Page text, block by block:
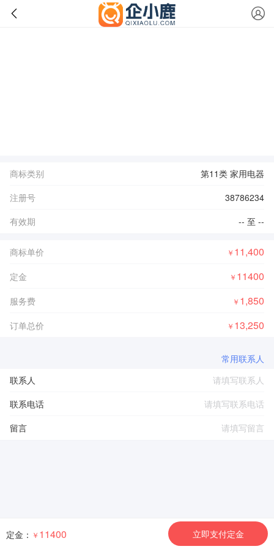
商标类别
第11类 家用电器
注册号
38786234
有效期
-- 至 --
商标单价 ￥ 11,400
定金 ￥ 11400
服务费 ￥ 1,850
订单总价 ￥ 13,250
常用联系人
联系人
联系电话
留言
定金： ￥ 11400 立即支付定金